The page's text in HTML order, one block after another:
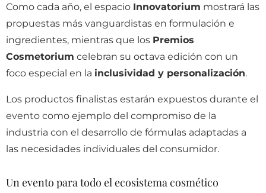
Como cada año, el espacio Innovatorium mostrará las
propuestas más vanguardistas en formulación e
ingredientes, mientras que los Premios
Cosmetorium celebran su octava edición con un
foco especial en la inclusividad y personalización.
Los productos finalistas estarán expuestos durante el
evento como ejemplo del compromiso de la
industria con el desarrollo de fórmulas adaptadas a
las necesidades individuales del consumidor.
Un evento para todo el ecosistema cosmético